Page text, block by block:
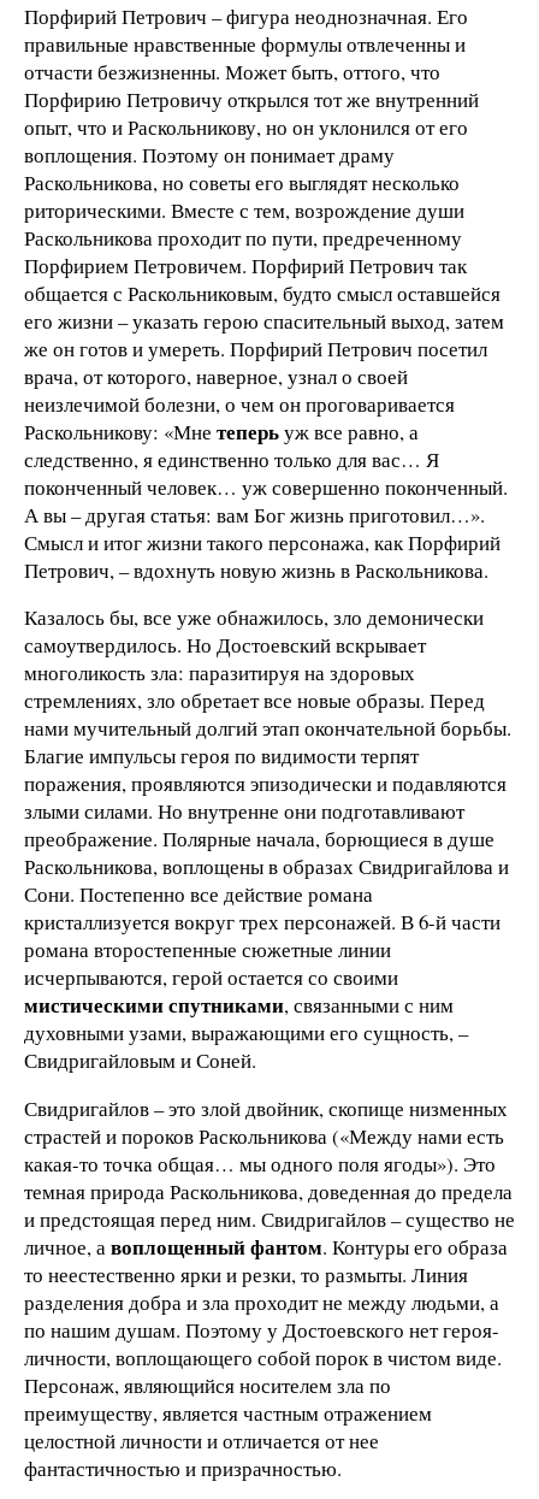
Порфирий Петрович – фигура неоднозначная. Его
правильные нравственные формулы отвлеченны и
отчасти безжизненны. Может быть, оттого, что
Порфирию Петровичу открылся тот же внутренний
опыт, что и Раскольникову, но он уклонился от его
воплощения. Поэтому он понимает драму
Раскольникова, но советы его выглядят несколько
риторическими. Вместе с тем, возрождение души
Раскольникова проходит по пути, предреченному
Порфирием Петровичем. Порфирий Петрович так
общается с Раскольниковым, будто смысл оставшейся
его жизни – указать герою спасительный выход, затем
же он готов и умереть. Порфирий Петрович посетил
врача, от которого, наверное, узнал о своей
неизлечимой болезни, о чем он проговаривается
Раскольникову: «Мне теперьуж все равно, а
следственно, я единственно только для вас… Я
поконченный человек… уж совершенно поконченный.
А вы – другая статья: вам Бог жизнь приготовил…».
Смысл и итог жизни такого персонажа, как Порфирий
Петрович, – вдохнуть новую жизнь в Раскольникова.
Казалось бы, все уже обнажилось, зло демонически
самоутвердилось. Но Достоевский вскрывает
многоликость зла: паразитируя на здоровых
стремлениях, зло обретает все новые образы. Перед
нами мучительный долгий этап окончательной борьбы.
Благие импульсы героя по видимости терпят
поражения, проявляются эпизодически и подавляются
злыми силами. Но внутренне они подготавливают
преображение. Полярные начала, борющиеся в душе
Раскольникова, воплощены в образах Свидригайлова и
Сони. Постепенно все действие романа
кристаллизуется вокруг трех персонажей. В 6-й части
романа второстепенные сюжетные линии
исчерпываются, герой остается со своими
мистическими спутниками, связанными с ним
духовными узами, выражающими его сущность, –
Свидригайловым и Соней.
Свидригайлов – это злой двойник, скопище низменных
страстей и пороков Раскольникова («Между нами есть
какая-то точка общая… мы одного поля ягоды»). Это
темная природа Раскольникова, доведенная до предела
и предстоящая перед ним. Свидригайлов – существо не
личное, авоплощенный фантом. Контуры его образа
то неестественно ярки и резки, то размыты. Линия
разделения добра и зла проходит не между людьми, а
по нашим душам. Поэтому у Достоевского нет героя-
личности, воплощающего собой порок в чистом виде.
Персонаж, являющийся носителем зла по
преимуществу, является частным отражением
целостной личности и отличается от нее
фантастичностью и призрачностью.